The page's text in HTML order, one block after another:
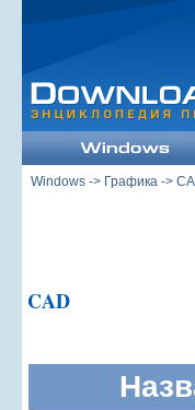
Windows -> Графика ->
CAD